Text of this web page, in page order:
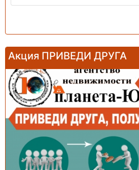
Акция ПРИВЕДИ ДРУГА